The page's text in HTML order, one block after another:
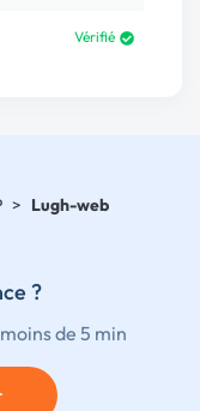
Vérifié
> Lugh-web
?
de 5 min